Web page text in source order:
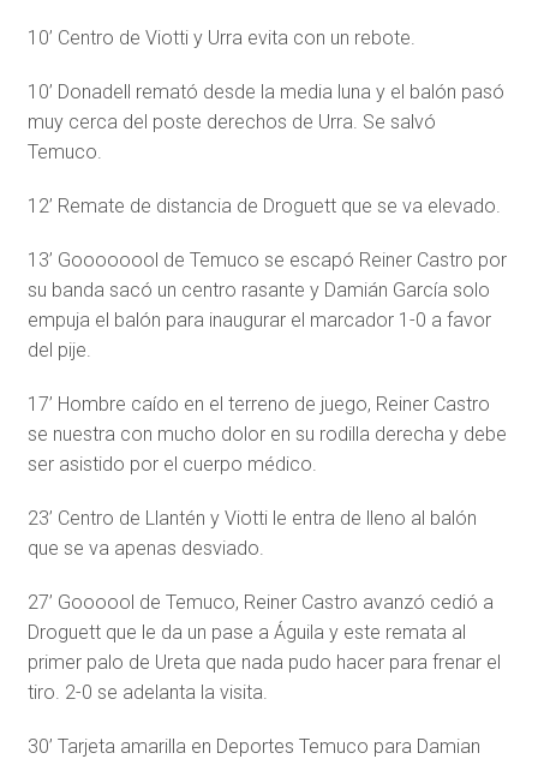
10’ Centro de Viotti y Urra evita con un rebote.
10’ Donadell remató desde la media luna y el balón pasó
muy cerca del poste derechos de Urra. Se salvó
Temuco.
12’ Remate de distancia de Droguett que se va elevado.
13’ Goooooool de Temuco se escapó Reiner Castro por
su banda sacó un centro rasante y Damián García solo
empuja el balón para inaugurar el marcador 1-0 a favor
del pije.
17’ Hombre caído en el terreno de juego, Reiner Castro
se nuestra con mucho dolor en su rodilla derecha y debe
ser asistido por el cuerpo médico.
23’ Centro de Llantén y Viotti le entra de lleno al balón
que se va apenas desviado.
27’ Goooool de Temuco, Reiner Castro avanzó cedió a
Droguett que le da un pase a Águila y este remata al
primer palo de Ureta que nada pudo hacer para frenar el
tiro. 2-0 se adelanta la visita.
30’ Tarjeta amarilla en Deportes Temuco para Damian